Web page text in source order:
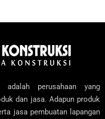
adalah perusahaan yang
dan jasa. Adapun produk
jasa pembuatan lapangan